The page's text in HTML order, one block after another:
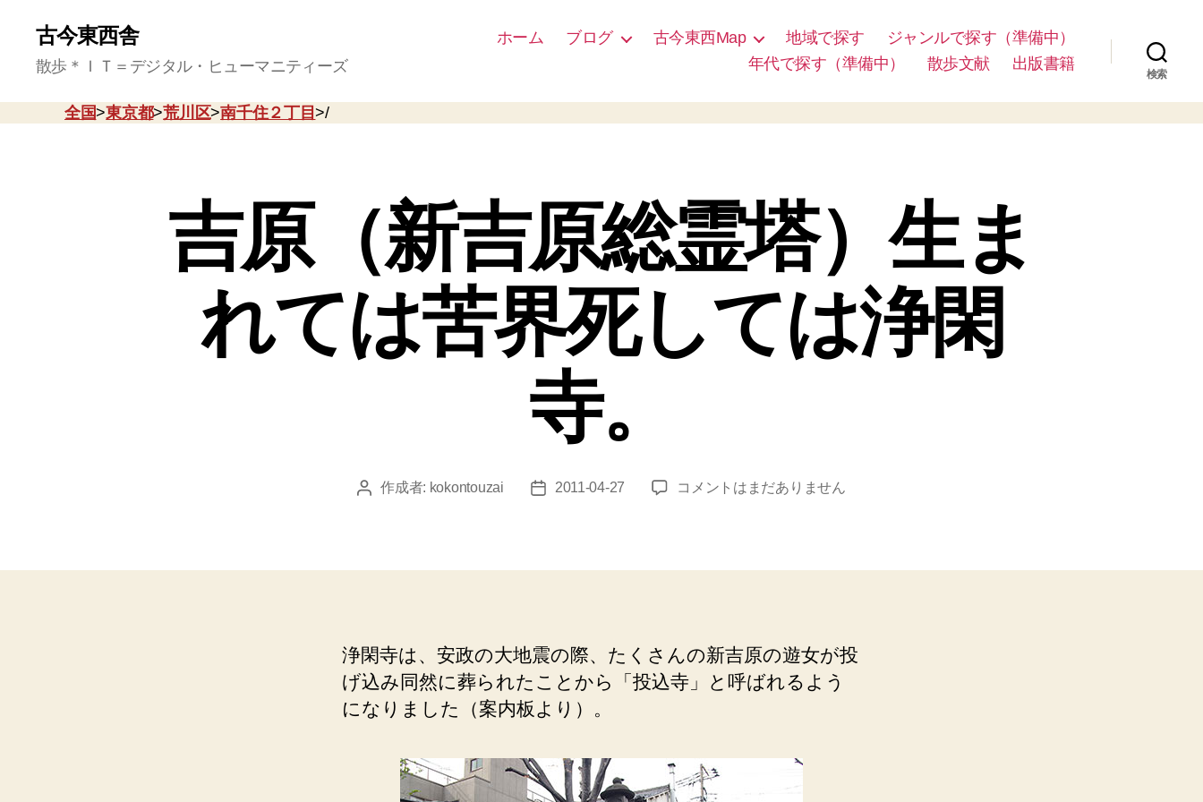
古今東西舎
散歩＊ＩＴ＝デジタル・ヒューマニティーズ
ホーム ブログ 古今東西Map 地域で探す
ジャンルで探す（準備中）
年代で探す（準備中）
散歩文献 出版書籍
検索
全国>東京都>荒川区>南千住２丁目>/
吉原（新吉原総霊塔）生ま
れては苦界死しては浄閑
寺。
投 作成者: kokontouzai
投
2011-04-27
吉
原
生
ま
界
コメントはまだありません
浄閑寺は、安政の大地震の際、たくさんの新吉原の遊女が投
げ込み同然に葬られたことから「投込寺」と呼ばれるよう
になりました（案内板より）。